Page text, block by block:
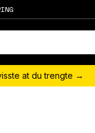
at du trengte →